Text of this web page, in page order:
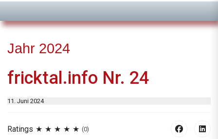
Jahr 2024
fricktal.info Nr. 24
11. Juni 2024
Ratings (0)